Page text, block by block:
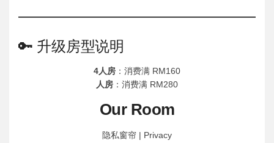
🔑 升级房型说明
4人房 ：消费满 RM160
人房 ：消费满 RM280
Our Room
隐私窗帘 | Privacy